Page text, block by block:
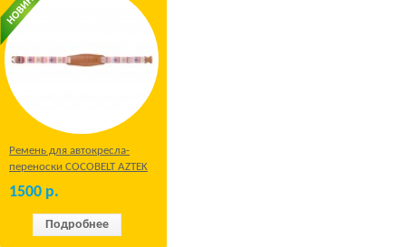
Ремень для автокресла-
переноски COCOBELT AZTEK
1500 р.
Подробнее